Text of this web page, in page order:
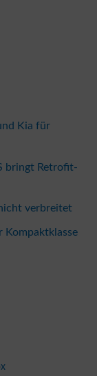
Kia für
bringt Retrofit-
verbreitet
Kompaktklasse